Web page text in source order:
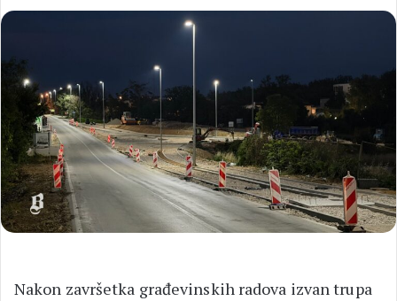
Nakon završetka građevinskih radova izvan trupa